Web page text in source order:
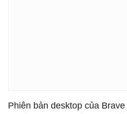
Phiên bản desktop của